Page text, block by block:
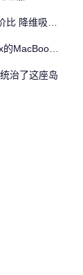
Chromebook用户
地AI能力再升级
治了这座岛